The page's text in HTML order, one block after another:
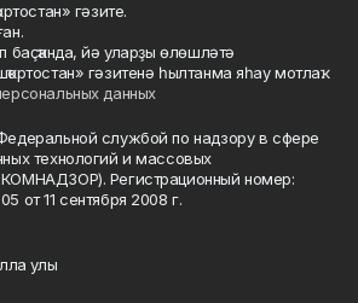
гәзите.
баҫҡанда, йә уларҙы өлөшләтә
гәзитенә һылтанма яһау мотлаҡ.
данных
службой по надзору в сфере
технологий и массовых
Регистрационный номер:
от 11 сентября 2008 г.
улы